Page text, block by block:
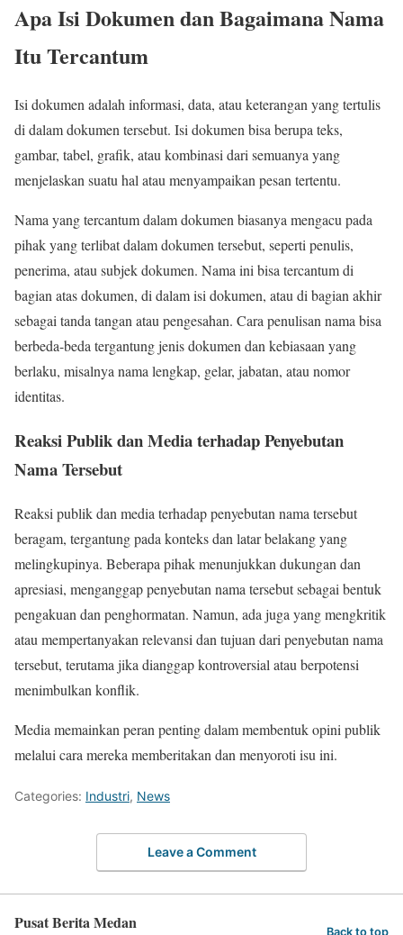
Apa Isi Dokumen dan Bagaimana Nama
Itu Tercantum
Isi dokumen adalah informasi, data, atau keterangan yang tertulis
di dalam dokumen tersebut. Isi dokumen bisa berupa teks,
gambar, tabel, grafik, atau kombinasi dari semuanya yang
menjelaskan suatu hal atau menyampaikan pesan tertentu.
Nama yang tercantum dalam dokumen biasanya mengacu pada
pihak yang terlibat dalam dokumen tersebut, seperti penulis,
penerima, atau subjek dokumen. Nama ini bisa tercantum di
bagian atas dokumen, di dalam isi dokumen, atau di bagian akhir
sebagai tanda tangan atau pengesahan. Cara penulisan nama bisa
berbeda-beda tergantung jenis dokumen dan kebiasaan yang
berlaku, misalnya nama lengkap, gelar, jabatan, atau nomor
identitas.
Reaksi Publik dan Media terhadap Penyebutan
Nama Tersebut
Reaksi publik dan media terhadap penyebutan nama tersebut
beragam, tergantung pada konteks dan latar belakang yang
melingkupinya. Beberapa pihak menunjukkan dukungan dan
apresiasi, menganggap penyebutan nama tersebut sebagai bentuk
pengakuan dan penghormatan. Namun, ada juga yang mengkritik
atau mempertanyakan relevansi dan tujuan dari penyebutan nama
tersebut, terutama jika dianggap kontroversial atau berpotensi
menimbulkan konflik.
Media memainkan peran penting dalam membentuk opini publik
melalui cara mereka memberitakan dan menyoroti isu ini.
Categories: Industri, News
Leave a Comment
Pusat Berita Medan Back to top